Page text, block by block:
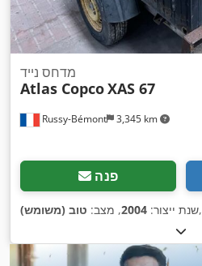
Russy-Bémont 3,345 km
מדחס נייד
Atlas CopcoXAS 67
פנה
שנת ייצור: 2004, מצב: טוב (משומש) ,